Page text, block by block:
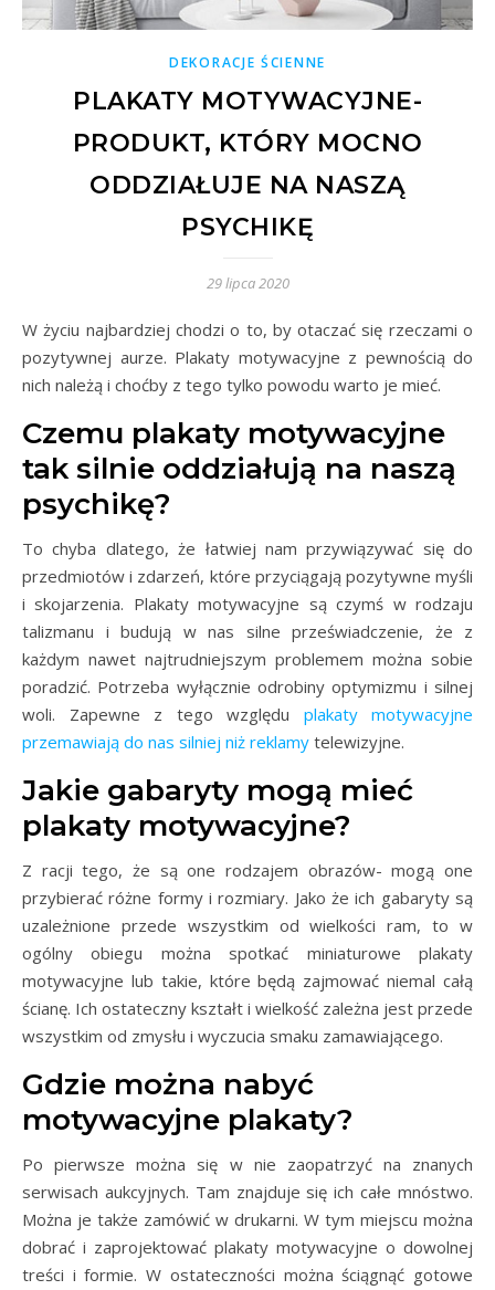
DEKORACJE ŚCIENNE
PLAKATY MOTYWACYJNE-
PRODUKT, KTÓRY MOCNO
ODDZIAŁUJE NA NASZĄ
PSYCHIKĘ
29 lipca 2020
W życiu najbardziej chodzi o to, by otaczać się rzeczami o
pozytywnej aurze. Plakaty motywacyjne z pewnością do
nich należą i choćby z tego tylko powodu warto je mieć.
Czemu plakaty motywacyjne
tak silnie oddziałują na naszą
psychikę?
To chyba dlatego, że łatwiej nam przywiązywać się do
przedmiotów i zdarzeń, które przyciągają pozytywne myśli
i skojarzenia. Plakaty motywacyjne są czymś w rodzaju
talizmanu i budują w nas silne przeświadczenie, że z
każdym nawet najtrudniejszym problemem można sobie
poradzić. Potrzeba wyłącznie odrobiny optymizmu i silnej
woli. Zapewne z tego względu plakaty motywacyjne
przemawiają do nas silniej niż reklamy telewizyjne.
Jakie gabaryty mogą mieć
plakaty motywacyjne?
Z racji tego, że są one rodzajem obrazów- mogą one
przybierać różne formy i rozmiary. Jako że ich gabaryty są
uzależnione przede wszystkim od wielkości ram, to w
ogólny obiegu można spotkać miniaturowe plakaty
motywacyjne lub takie, które będą zajmować niemal całą
ścianę. Ich ostateczny kształt i wielkość zależna jest przede
wszystkim od zmysłu i wyczucia smaku zamawiającego.
Gdzie można nabyć
motywacyjne plakaty?
Po pierwsze można się w nie zaopatrzyć na znanych
serwisach aukcyjnych. Tam znajduje się ich całe mnóstwo.
Można je także zamówić w drukarni. W tym miejscu można
dobrać i zaprojektować plakaty motywacyjne o dowolnej
treści i formie. W ostateczności można ściągnąć gotowe